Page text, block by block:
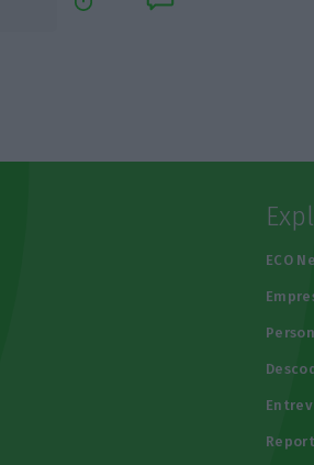
ECO